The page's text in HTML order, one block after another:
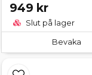
949 kr
Slut på lager
Bevaka